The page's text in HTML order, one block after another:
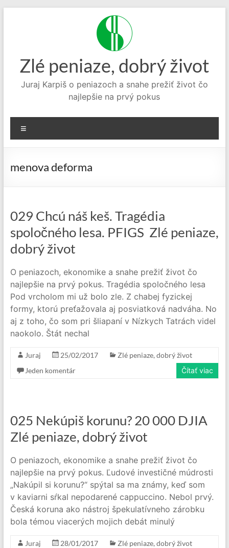
Zlé peniaze, dobrý život
Juraj Karpiš o peniazoch a snahe prežiť život čo
najlepšie na prvý pokus
menova deforma
029 Chcú náš keš. Tragédia
spoločného lesa. PFIGS Zlé peniaze,
dobrý život
O peniazoch, ekonomike a snahe prežiť život čo
najlepšie na prvý pokus. Tragédia spoločného lesa
Pod vrcholom mi už bolo zle. Z chabej fyzickej
formy, ktorú preťažovala aj posviatková nadváha. No
aj z toho, čo som pri šliapaní v Nízkych Tatrách videl
naokolo. Štát nechal
Juraj 25/02/2017
Zlé peniaze, dobrý život
Jeden komentár
Čítať viac
025 Nekúpiš korunu? 20 000 DJIA
Zlé peniaze, dobrý život
O peniazoch, ekonomike a snahe prežiť život čo
najlepšie na prvý pokus. Ľudové investičné múdrosti
„Nakúpil si korunu?“ spýtal sa ma známy, keď som
v kaviarni sŕkal nepodarené cappuccino. Nebol prvý.
Česká koruna ako nástroj špekulatívneho zárobku
bola témou viacerých mojich debát minulý
Juraj 28/01/2017
Zlé peniaze, dobrý život